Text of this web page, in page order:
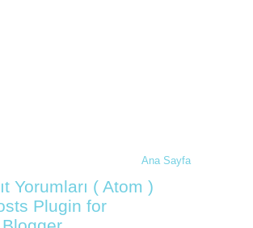
Ana Sayfa
Yorumları ( Atom )